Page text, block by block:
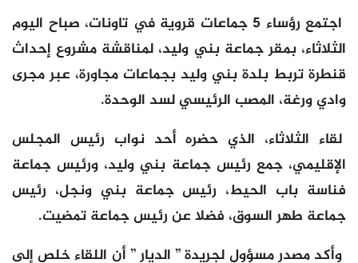
اجتمع رؤساء 5 جماعات قروية في تاونات، صباح اليوم
الثلاثاء، بمقر جماعة بني وليد، لمناقشة مشروع إحداث
قنطرة تربط بلدة بني وليد بجماعات مجاورة، عبر مجرى
وادي ورغة، المصب الرئيسي لسد الوحدة.
لقاء الثلاثاء، الذي حضره أحد نواب رئيس المجلس
الإقليمي، جمع رئيس جماعة بني وليد، ورئيس جماعة
فناسة باب الحيط، رئيس جماعة بني ونجل، رئيس
جماعة طهر السوق، فضلا عن رئيس جماعة تمضيت.
وأكد مصدر مسؤول لجريدة ” الديار ” أن اللقاء خلص إلى